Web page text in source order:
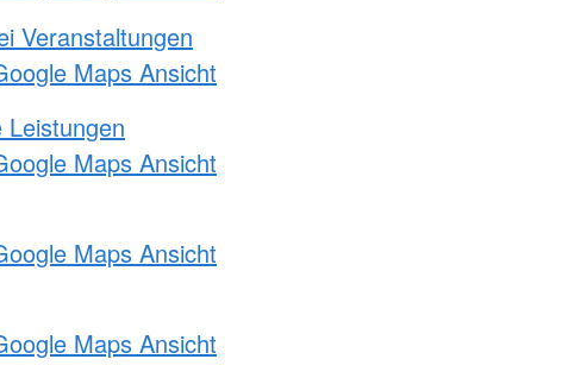
Veranstaltungen
Maps Ansicht
Leistungen
Maps Ansicht
Maps Ansicht
Maps Ansicht